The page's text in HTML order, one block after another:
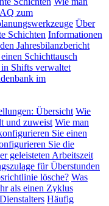
zum
Über
Schichten Informationen
Jahresbilanzbericht
Schichttausch
Shifts verwaltet
im
Übersicht Wie
und zuweist Wie man
Sie einen
Sie die
geleisteten Arbeitszeit
für Überstunden
lösche? Was
als einen Zyklus
Häufig